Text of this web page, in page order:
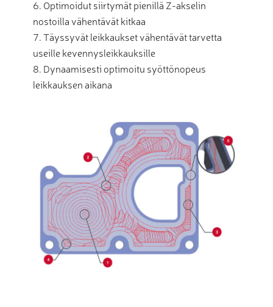
Optimoidut siirtymät pienillä Z-akselin
nostoilla vähentävät kitkaa
Täyssyvät leikkaukset vähentävät tarvetta
useille kevennysleikkauksille
Dynaamisesti optimoitu syöttönopeus
leikkauksen aikana